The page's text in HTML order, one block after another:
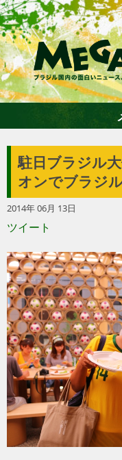
エ
駐日ブラジル
オンでブラジ
2014年 06月 13日
ツイート